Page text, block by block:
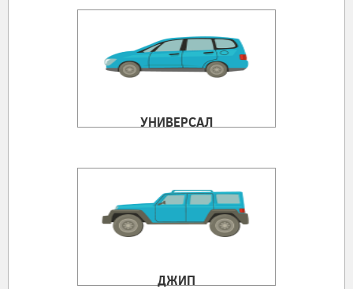
УНИВЕРСАЛ
ДЖИП